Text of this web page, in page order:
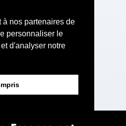
à nos partenaires de
personnaliser le
d'analyser notre